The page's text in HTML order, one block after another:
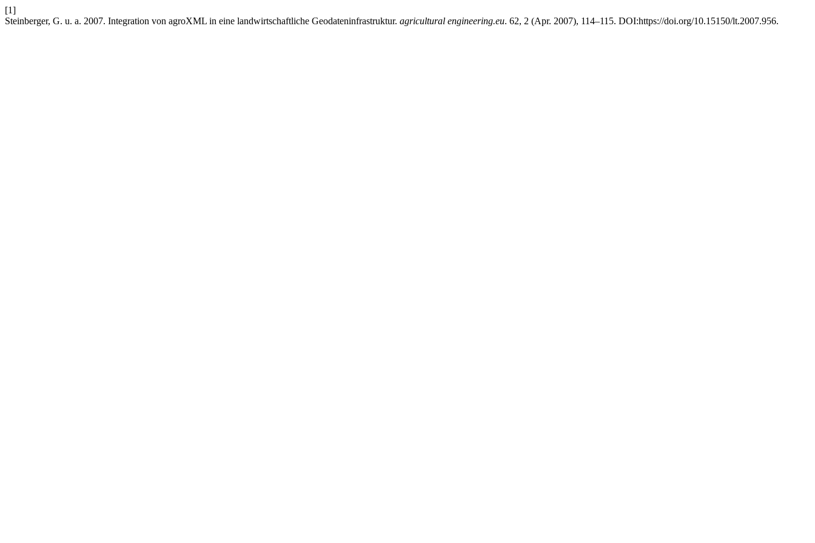
[1]
Steinberger, G. u. a. 2007. Integration von agroXML in eine landwirtschaftliche Geodateninfrastruktur. agricultural engineering.eu. 62, 2 (Apr. 2007), 114–115. DOI:https://doi.org/10.15150/lt.2007.956.